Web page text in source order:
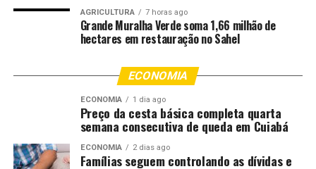
AGRICULTURA 7 horas ago
Grande Muralha Verde soma 1,66 milhão de
hectares em restauração no Sahel
ECONOMIA
ECONOMIA 1 dia ago
Preço da cesta básica completa quarta
semana consecutiva de queda em Cuiabá
ECONOMIA 2 dias ago
Famílias seguem controlando as dívidas e